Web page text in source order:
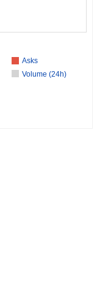
Asks
Volume (24h)